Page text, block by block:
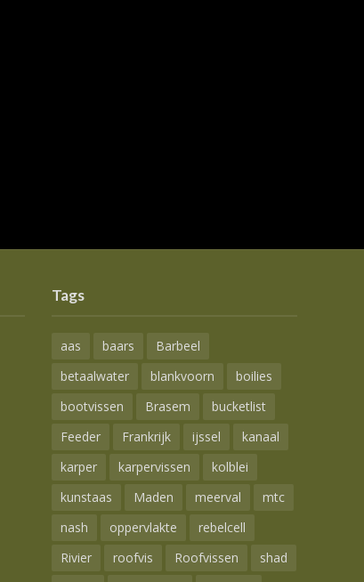
Tags
aas baars
Barbeel
betaalwater
blankvoorn
boilies
bootvissen
Brasem
bucketlist
Feeder
Frankrijk ijssel
kanaal
karper
karpervissen
kolblei
kunstaas
Maden meerval
mtc
nash
oppervlakte
rebelcell
Rivier
roofvis Roofvissen
shad